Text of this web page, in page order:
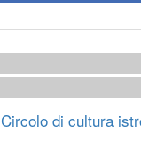
Circolo di cultura